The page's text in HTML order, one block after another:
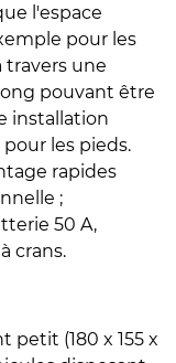
l'espace
pour les
travers une
pouvant être
installation
les pieds.
rapides
;
50 A,
crans.
petit (180 x 155 x